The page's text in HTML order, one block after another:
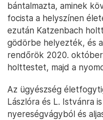
bántalmazta, aminek
focista a helyszínen
ezután Katzenbach
gödörbe helyezték, és
rendőrök 2020.
holttestet, majd a
Az ügyészség
Lászlóra és L. Istvánra
nyereségvágyból és